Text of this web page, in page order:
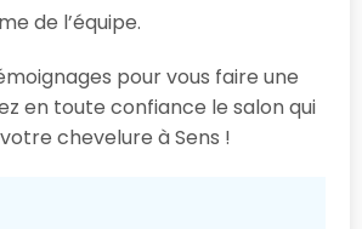
de l’équipe.
pour vous faire une
en toute confiance le salon qui
chevelure à Sens !